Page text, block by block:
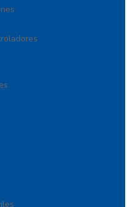
y Portáiles